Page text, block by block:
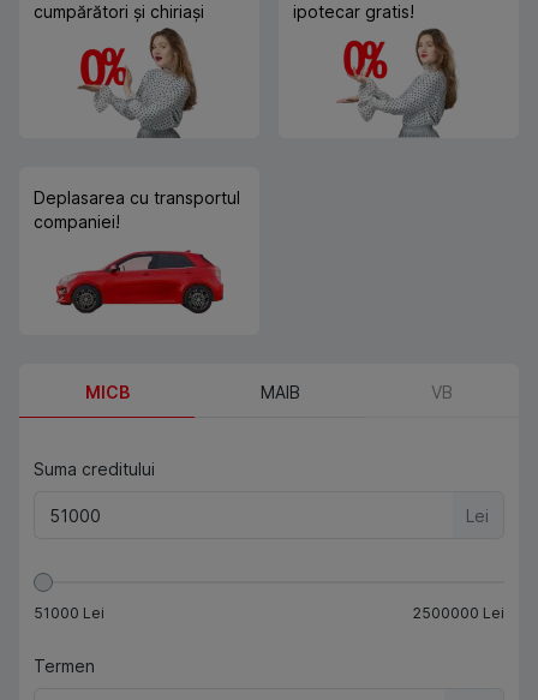
cumpărători și chiriași
ipotecar gratis!
Deplasarea cu transportul
companiei!
MICB MAIB VB
Suma creditului
Lei
51000 Lei 2500000 Lei
Termen